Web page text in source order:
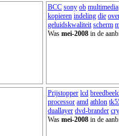
BCC sony ob multimedia
kopieren indeling die
geluidskwaliteit scherm
Was mei-2008 in de
Prijstopper lcd
processor amd athlon
duallayer dvd-brander
Was mei-2008 in de